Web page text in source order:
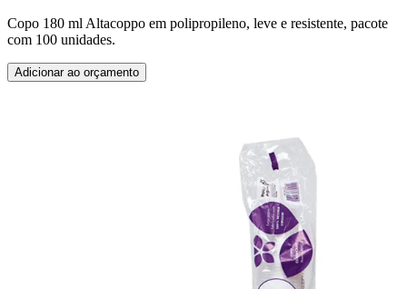
Copo 180 ml Altacoppo em polipropileno, leve e resistente, pacote
com 100 unidades.
Adicionar ao orçamento